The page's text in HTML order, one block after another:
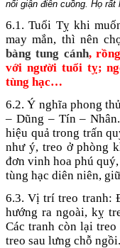
nổi giận điên cuồng. Họ rất
6.1. Tuổi Tỵ khi
may mắn, thì nên
bàng tung cánh,
với người tuổi tỵ;
tùng hạc…
6.2. Ý nghĩa phong
– Dũng – Tín –
hiệu quả trong trấn
như ý, treo ở phòng
đơn vinh hoa phú
tùng hạc diên niên,
6.3. Vị trí treo tranh:
hướng ra ngoài, kỵ
Các tranh còn lại
treo sau lưng chỗ ngồi.